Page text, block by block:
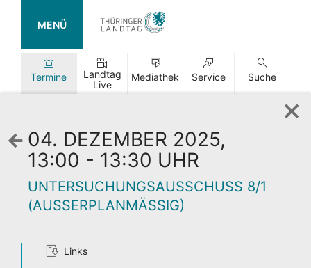
MENÜ
Termine
Zurück
Wochenansicht
04. DEZEMBER 2025,
13:00 - 13:30 UHR
UNTERSUCHUNGSAUSSCHUSS 8/1
(AUSSERPLANMÄSSIG)
Links
Landtag
Live
Mediathek Service Suche
TAG DER